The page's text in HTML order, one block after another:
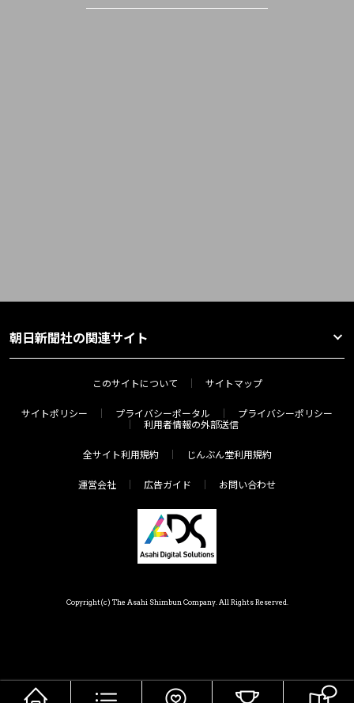
朝日新聞社の関連サイト
このサイトについて サイトマップ
サイトポリシー プライバシーポータル
プライバシーポリシー
利用者情報の外部送信
全サイト利用規約 じんぶん堂利用規約
運営会社 広告ガイド お問い合わせ
Copyright(c) The Asahi Shimbun Company. All Rights Reserved.